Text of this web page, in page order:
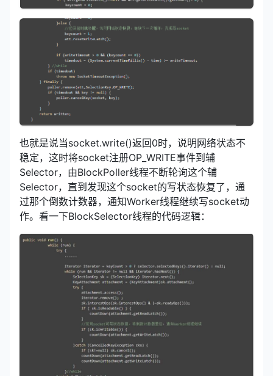
也就是说当socket.write()返回0时，说明网络状态不
稳定，这时将socket注册OP_WRITE事件到辅
Selector，由BlockPoller线程不断轮询这个辅
Selector，直到发现这个socket的写状态恢复了，通
过那个倒数计数器，通知Worker线程继续写socket动
作。看一下BlockSelector线程的代码逻辑：